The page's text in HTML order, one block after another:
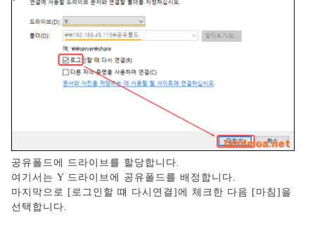
공유폴드에 드라이브를 할당합니다.
여기서는 Y 드라이브에 공유폴드를 배정합니다.
마지막으로 [로그인할 떄 다시연결]에 체크한 다음 [마침]을
선택합니다.